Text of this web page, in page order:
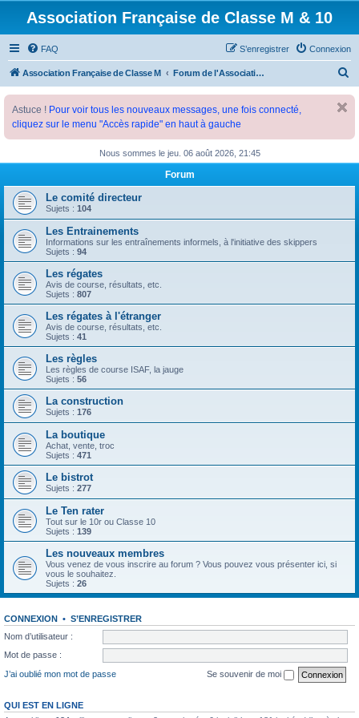
Association Française de Classe M & 10
FAQ Connexion
S’enregistrer
Association Française de Classe M Forum de l'Association Française de Classe M
c
Astuce ! Pour voir tous les nouveaux messages, une fois connecté,
cliquez sur le menu "Accès rapide" en haut à gauche
Nous sommes le jeu. 06 août 2026, 21:45
Forum
Le comité directeur
Sujets : 104
Les Entrainements
Informations sur les entraînements informels, à l'initiative des skippers
Sujets : 94
Les régates
Avis de course, résultats, etc.
Sujets : 807
Les régates à l'étranger
Avis de course, résultats, etc.
Sujets : 41
Les règles
Les règles de course ISAF, la jauge
Sujets : 56
La construction
Sujets : 176
La boutique
Achat, vente, troc
Sujets : 471
Le bistrot
Sujets : 277
Le Ten rater
Tout sur le 10r ou Classe 10
Sujets : 139
Les nouveaux membres
Vous venez de vous inscrire au forum ? Vous pouvez vous présenter ici, si
vous le souhaitez.
Sujets : 26
CONNEXION • S’ENREGISTRER
Nom d’utilisateur :
Mot de passe :
J’ai oublié mon mot de passe
Se souvenir de moi
QUI EST EN LIGNE